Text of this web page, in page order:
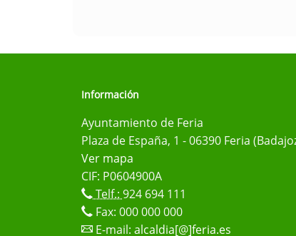
Información
Ayuntamiento de Feria
Plaza de España, 1 - 06390 Feria
Ver mapa
CIF: P0604900A
Telf.: 924 694 111
Fax: 000 000 000
E-mail: alcaldia[@]feria.es